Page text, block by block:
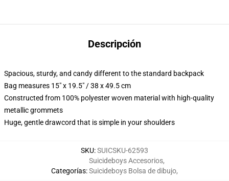
Descripción
Spacious, sturdy, and candy different to the standard backpack
Bag measures 15" x 19.5" / 38 x 49.5 cm
Constructed from 100% polyester woven material with high-quality
metallic grommets
Huge, gentle drawcord that is simple in your shoulders
SKU:SUICSKU-62593
Categorías:
Suicideboys Accesorios,
Suicideboys Bolsa de dibujo,